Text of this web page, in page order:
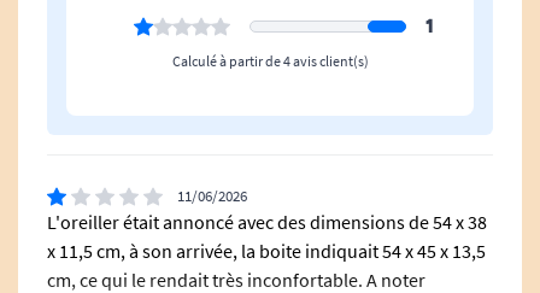
bambou, bénéficie d'une structure ajourée qui
s'auto-ventile : elle ne nécessite pas de lavage,
une aération régulière suffit à maintenir sa
fraîcheur et ses propriétés naturelles.
Retrouvez tous nos oreillers ergonomiques.
1
Calculé à partir de 4 avis client(s)
11/06/2026
L'oreiller était annoncé avec des dimensions de 54 x 38
x 11,5 cm, à son arrivée, la boite indiquait 54 x 45 x 13,5
cm, ce qui le rendait très inconfortable. A noter